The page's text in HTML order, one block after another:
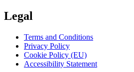
Legal
Terms and Conditions
Privacy Policy
Cookie Policy (EU)
Accessibility Statement